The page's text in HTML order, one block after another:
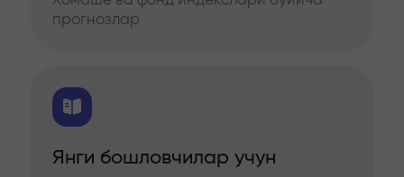
прогнозлар
Янги бошловчилар учун